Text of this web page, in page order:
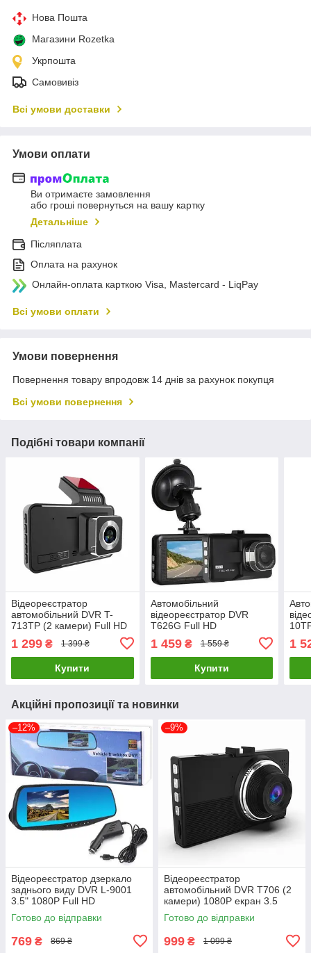
Нова Пошта
Магазини Rozetka
Укрпошта
Самовивіз
Всі умови доставки
Умови оплати
Ви отримаєте замовлення
або гроші повернуться на вашу картку
Детальніше
Післяплата
Оплата на рахунок
Онлайн-оплата карткою Visa, Mastercard - LiqPay
Всі умови оплати
Умови повернення
Повернення товару впродовж 14 днів за рахунок покупця
Всі умови повернення
Подібні товари компанії
Відеореєстратор
автомобільний DVR T-
713TP (2 камери) Full HD
1 299 ₴ 1 399 ₴
Купити
Автомобільний
відеореєстратор DVR
T626G Full HD
1 459₴ 1 559 ₴
Купити
1
Акційні пропозиції та новинки
–12%
Відеореєстратор дзеркало
заднього виду DVR L-9001
3.5" 1080P Full HD
Готово до відправки
769 ₴ 869 ₴
–9%
Відеореєстратор
автомобільний DVR T706 (2
камери) 1080P екран 3.5
дюйми
Готово до відправки
999 ₴ 1 099 ₴